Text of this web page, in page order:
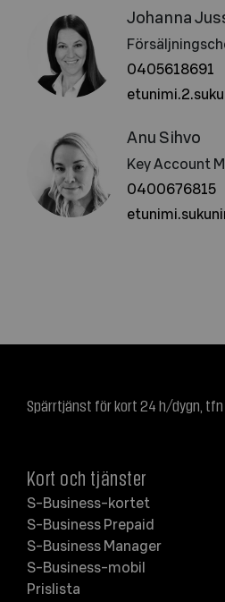
Johanna
0405618691
Anu Sihvo
Key Account
0400676815
Spärrtjänst för kort 24 h/dygn, tfn
Kort och tjänster
S-Business-kortet
S-Business Prepaid
S-Business Manager
S-Business-mobil
Prislista